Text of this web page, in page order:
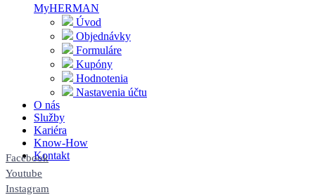
MyHERMAN
Úvod
Objednávky
Formuláre
Kupóny
Hodnotenia
Nastavenia účtu
O nás
Služby
Kariéra
Know-How
Kontakt
Facebook
Youtube
Instagram